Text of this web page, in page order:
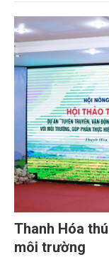
sắc bởi các tiến
toàn cầu, đặc
bằng 0 (Net-
Thanh Hóa
môi trường